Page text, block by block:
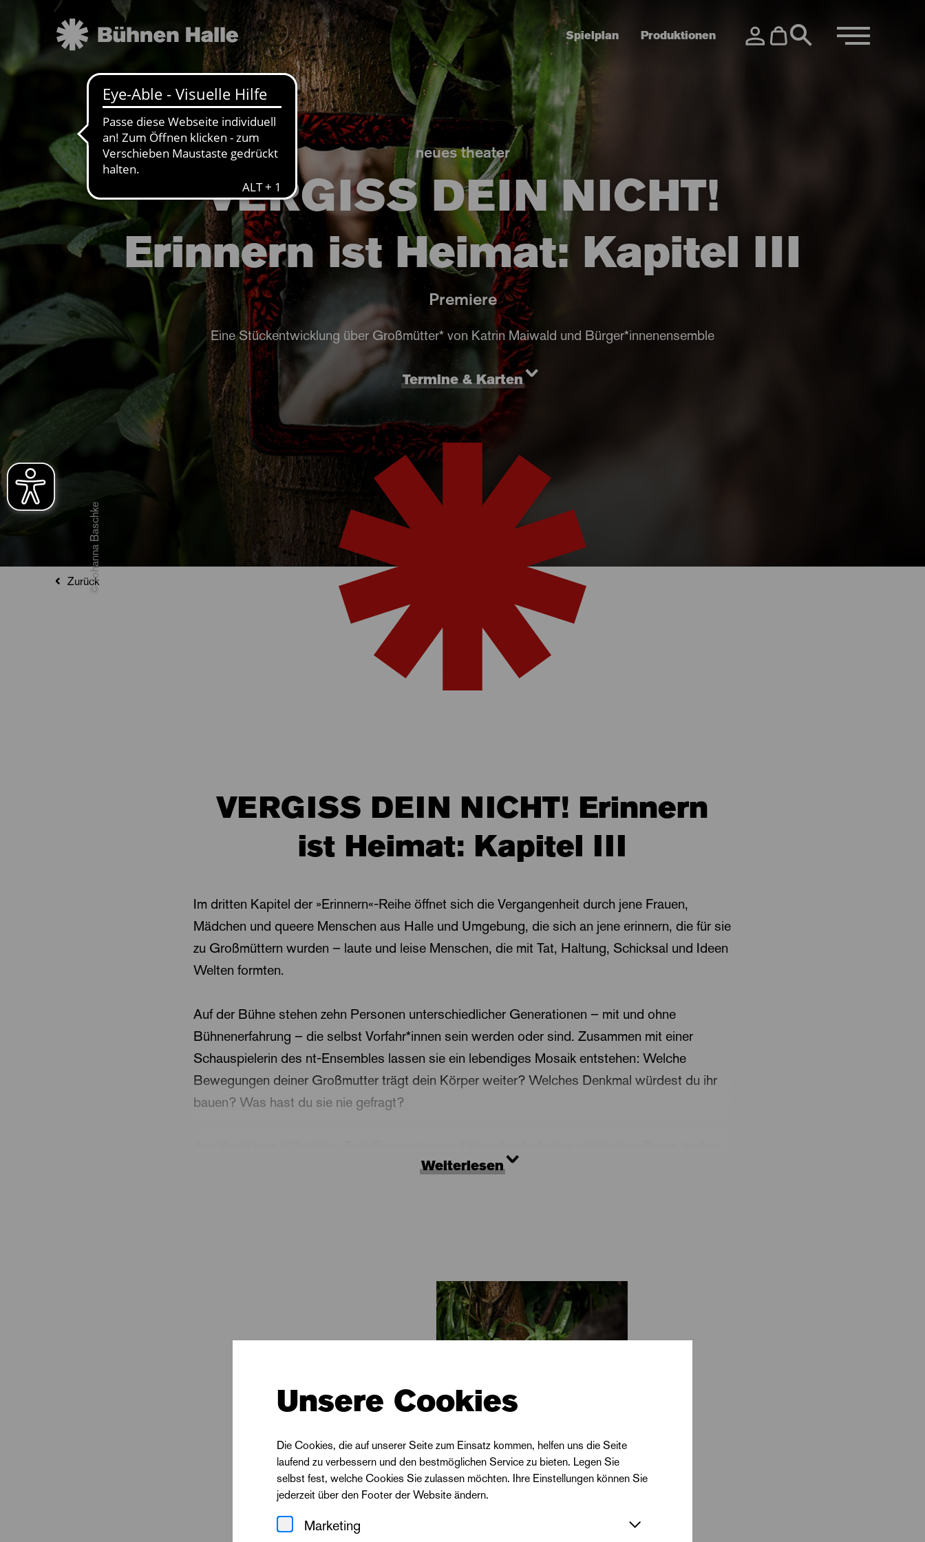
Spielplan Produktionen
neues theater
VERGISS DEIN NICHT!
Erinnern ist Heimat: Kapitel III
Premiere
Eine Stückentwicklung über Großmütter* von Katrin Maiwald und Bürger*innenensemble
Termine & Karten
© Johanna Baschke
Zurück
VERGISS DEIN NICHT! Erinnern
ist Heimat: Kapitel III
Im dritten Kapitel der »Erinnern«-Reihe öffnet sich die Vergangenheit durch jene Frauen,
Mädchen und queere Menschen aus Halle und Umgebung, die sich an jene erinnern, die für sie
zu Großmüttern wurden – laute und leise Menschen, die mit Tat, Haltung, Schicksal und Ideen
Welten formten.
Auf der Bühne stehen zehn Personen unterschiedlicher Generationen – mit und ohne
Bühnenerfahrung – die selbst Vorfahr*innen sein werden oder sind. Zusammen mit einer
Schauspielerin des nt-Ensembles lassen sie ein lebendiges Mosaik entstehen: Welche
Bewegungen deiner Großmutter trägt dein Körper weiter? Welches Denkmal würdest du ihr
bauen? Was hast du sie nie gefragt?
Vergangenheit nicht konserviert, sondern bewegt und verhandelt wird. Es geht um Arbeit,
Weiterlesen
Unsere Cookies
Die Cookies, die auf unserer Seite zum Einsatz kommen, helfen uns die Seite
laufend zu verbessern und den bestmöglichen Service zu bieten. Legen Sie
selbst fest, welche Cookies Sie zulassen möchten. Ihre Einstellungen können Sie
jederzeit über den Footer der Website ändern.
Marketing